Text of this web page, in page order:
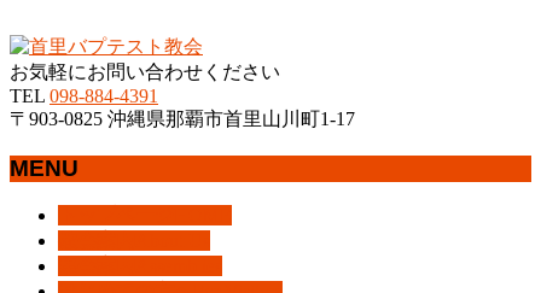
お気軽にお問い合わせください
TEL 098-884-4391
〒903-0825 沖縄県那覇市首里山川町1-17
MENU